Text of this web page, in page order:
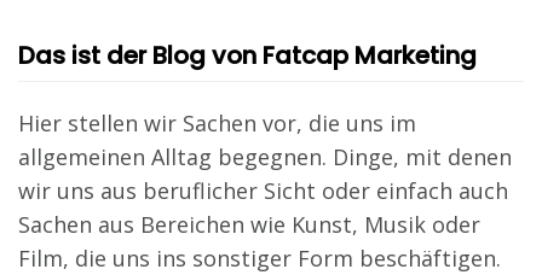
Das ist der Blog von Fatcap Marketing
Hier stellen wir Sachen vor, die uns im
allgemeinen Alltag begegnen. Dinge, mit denen
wir uns aus beruflicher Sicht oder einfach auch
Sachen aus Bereichen wie Kunst, Musik oder
Film, die uns ins sonstiger Form beschäftigen.